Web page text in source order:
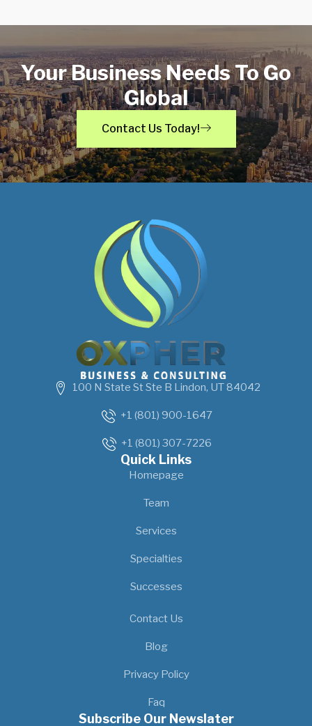
Your Business Needs To Go
Global
Contact Us Today!
100 N State St Ste B Lindon, UT 84042
+1 (801) 900-1647
+1 (801) 307-7226
Quick Links
Homepage
Team
Services
Specialties
Successes
Contact Us
Blog
Privacy Policy
Faq
Subscribe Our Newslater